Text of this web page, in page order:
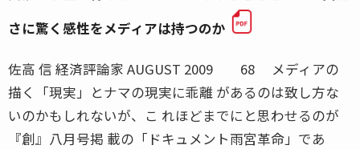
さに驚く感性をメディアは持つのか
佐高 信 経済評論家 AUGUST 2009 68 メディアの
描く「現実」とナマの現実に乖離 があるのは致し方な
いのかもしれないが、こ れほどまでにと思わせるのが
『創』八月号掲 載の「ドキュメント雨宮革命」であ